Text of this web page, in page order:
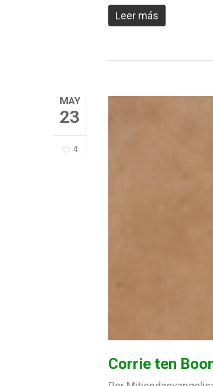
Leer más
MAY
23
4
Corrie ten